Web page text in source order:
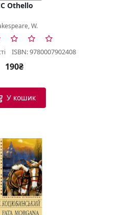
Othello
W.
ISBN: 9780007902408
190₴
У кошик